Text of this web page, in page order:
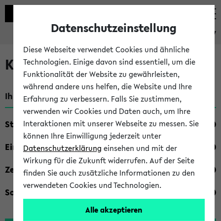
eKVV
Kombisuche im eKVV
Ihre Suchkriterien:
Studienfach
Einrichtung
Zeiten
Sonstiges
Datenschutzeinstellung
Diese Webseite verwendet Cookies und ähnliche
Technologien. Einige davon sind essentiell, um die
Funktionalität der Website zu gewährleisten,
während andere uns helfen, die Website und Ihre
Erfahrung zu verbessern. Falls Sie zustimmen,
verwenden wir Cookies und Daten auch, um Ihre
Interaktionen mit unserer Webseite zu messen. Sie
können Ihre Einwilligung jederzeit unter
Datenschutzerklärung einsehen und mit der
Wirkung für die Zukunft widerrufen. Auf der Seite
finden Sie auch zusätzliche Informationen zu den
verwendeten Cookies und Technologien.
Alle akzeptieren